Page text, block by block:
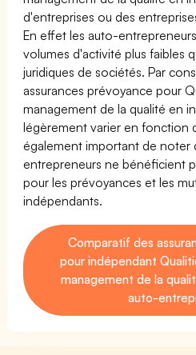
d'entreprises ou des
En effet les auto-
volumes d'activité plus faibles
juridiques de sociétés. Par
assurances prévoyance pour
management de la qualité en
légèrement varier en fonction
également important de noter
entrepreneurs ne bénéficient
pour les prévoyances et les
indépendants.
Comparatif des
pour indépendant
management de la
auto-